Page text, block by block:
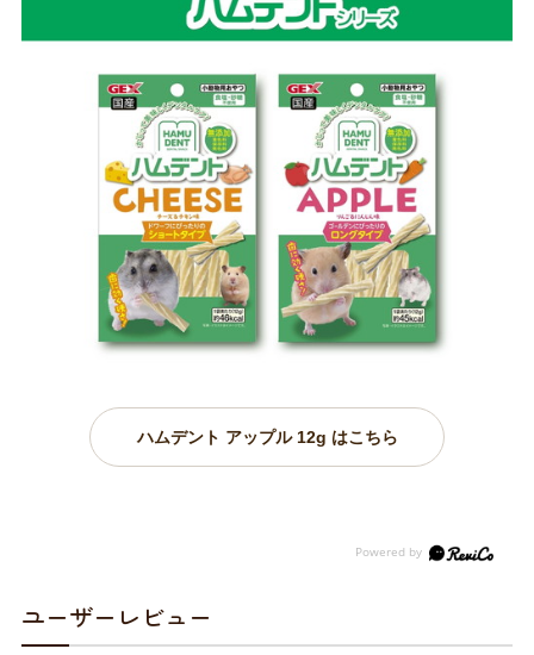
ハムデント アップル 12g はこちら
ユーザーレビュー